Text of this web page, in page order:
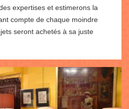
expertises et estimerons la
compte de chaque moindre
seront achetés à sa juste